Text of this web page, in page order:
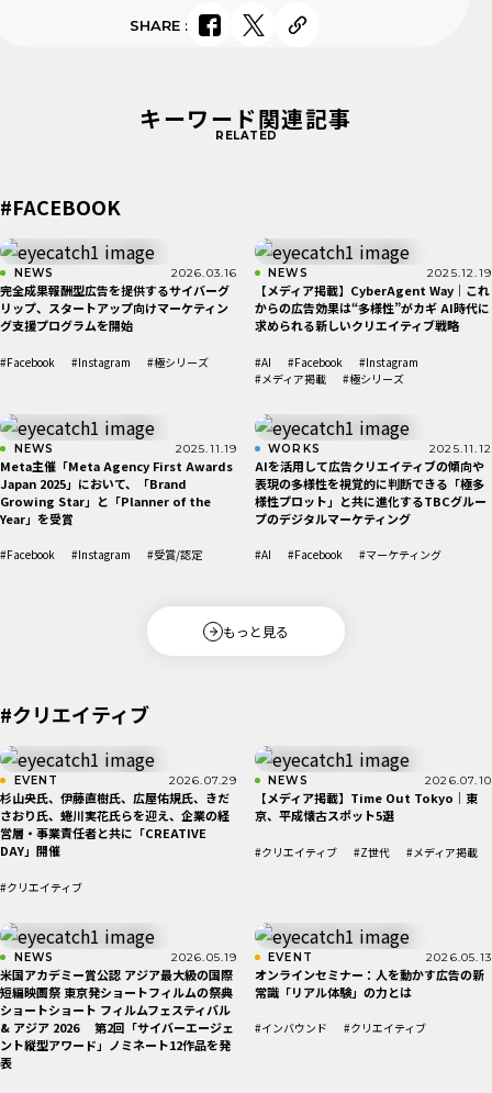
SHARE:
キーワード関連記事
RELATED
#FACEBOOK
もっと見る
NEWS 2026.03.16
完全成果報酬型広告を提供するサイバーグ
リップ、スタートアップ向けマーケティン
グ支援プログラムを開始
#Facebook #Instagram #極シリーズ
NEWS 2025.12.19
【メディア掲載】CyberAgent Way｜これ
からの広告効果は“多様性”がカギ AI時代に
求められる新しいクリエイティブ戦略
#AI #Facebook
#Instagram
#メディア掲載
#極シリーズ
NEWS 2025.11.19
Meta主催「Meta Agency First Awards
Japan 2025」において、「Brand
Growing Star」と「Planner of the
Year」を受賞
#Facebook #Instagram #受賞/認定
WORKS 2025.11.12
AIを活用して広告クリエイティブの傾向や
表現の多様性を視覚的に判断できる「極多
様性プロット」と共に進化するTBCグルー
プのデジタルマーケティング
#AI #Facebook #マーケティング
#クリエイティブ
EVENT 2026.07.29
杉山央氏、伊藤直樹氏、広屋佑規氏、きだ
さおり氏、蜷川実花氏らを迎え、企業の経
営層・事業責任者と共に「CREATIVE
DAY」開催
#クリエイティブ
NEWS 2026.07.10
【メディア掲載】Time Out Tokyo｜東
京、平成懐古スポット5選
#クリエイティブ #Z世代 #メディア掲載
NEWS 2026.05.19
米国アカデミー賞公認 アジア最大級の国際
短編映画祭 東京発ショートフィルムの祭典
ショートショート フィルムフェスティバル
& アジア 2026 第2回「サイバーエージェ
ント縦型アワード」ノミネート12作品を発
表
EVENT 2026.05.13
オンラインセミナー：人を動かす広告の新
常識「リアル体験」の力とは
#インバウンド #クリエイティブ